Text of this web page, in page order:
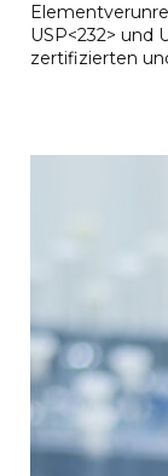
USP<232> und
zertifizierten